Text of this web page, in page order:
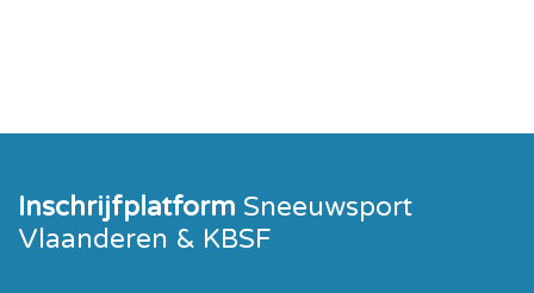
Inschrijfplatform Sneeuwsport
Vlaanderen & KBSF